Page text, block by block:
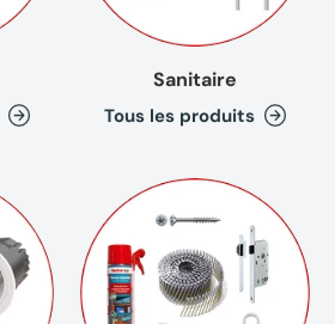
Sanitaire
Tous les produits